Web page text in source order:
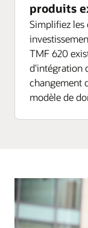
produits
Simplifiez les
TMF 620
d'intégration
changement
modèle de